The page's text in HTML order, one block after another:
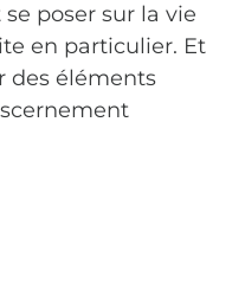
poser sur la vie
en particulier. Et
des éléments